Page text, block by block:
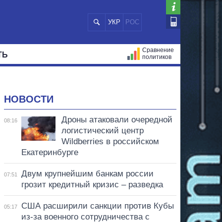
УКР РОС
Сравнение
политиков
НОВОСТИ
08:16
Дроны атаковали очередной
логистический центр
Wildberries в российском
Екатеринбурге
07:51
Двум крупнейшим банкам россии
грозит кредитный кризис – разведка
05:17
США расширили санкции против Кубы
из-за военного сотрудничества с